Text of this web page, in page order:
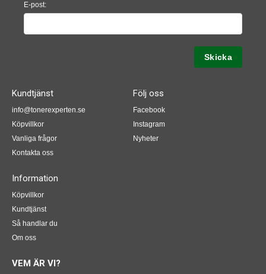
E-post:
Kundtjänst
info@tonerexperten.se
Köpvillkor
Vanliga frågor
Kontakta oss
Följ oss
Facebook
Instagram
Nyheter
Information
Köpvillkor
Kundtjänst
Så handlar du
Om oss
VEM ÄR VI?